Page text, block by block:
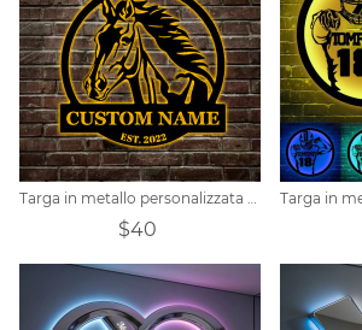
$40